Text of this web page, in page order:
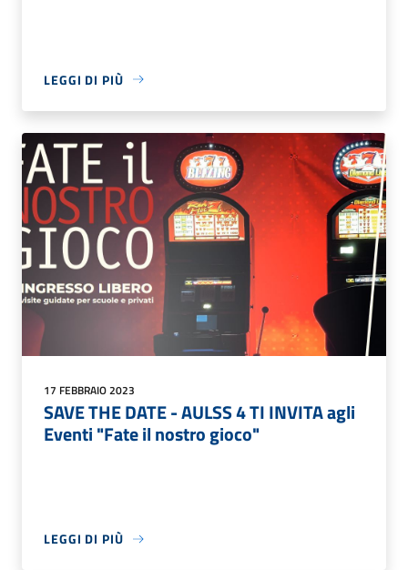
LEGGI DI PIÙ
17 FEBBRAIO 2023
SAVE THE DATE - AULSS 4 TI INVITA agli
Eventi "Fate il nostro gioco"
LEGGI DI PIÙ